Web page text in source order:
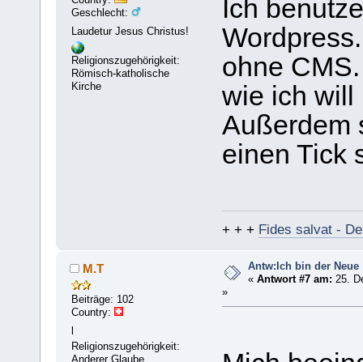
Geschlecht:
Laudetur Jesus Christus!
Religionszugehörigkeit:
Römisch-katholische
Kirche
Ich
ohne
wie ich will
Außerdem
einen
+ + + Fides salvat -
M.T
Beiträge: 102
Country:
l
Religionszugehörigkeit:
Anderer Glaube
Antw:Ich bin der Neue
«Antwort #7 am: 25.
»